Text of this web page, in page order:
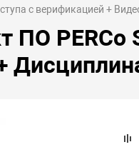
с верификацией +
ПО PERCo